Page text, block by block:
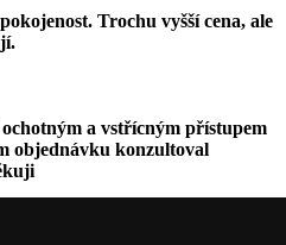
Trochu vyšší cena, ale
a vstřícným přístupem
objednávku konzultoval